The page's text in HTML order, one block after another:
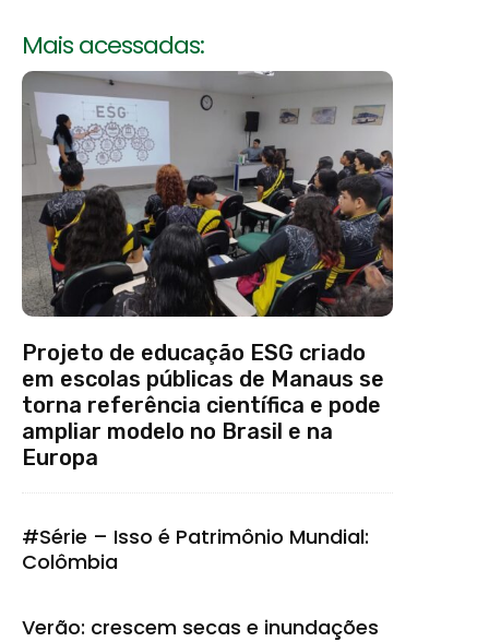
Mais acessadas:
Projeto de educação ESG criado
em escolas públicas de Manaus se
torna referência científica e pode
ampliar modelo no Brasil e na
Europa
#Série – Isso é Patrimônio Mundial:
Colômbia
Verão: crescem secas e inundações